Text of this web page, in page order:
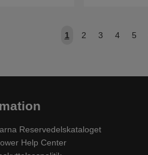
1 2 3 4 5
Reservedelskataloget
Help Center